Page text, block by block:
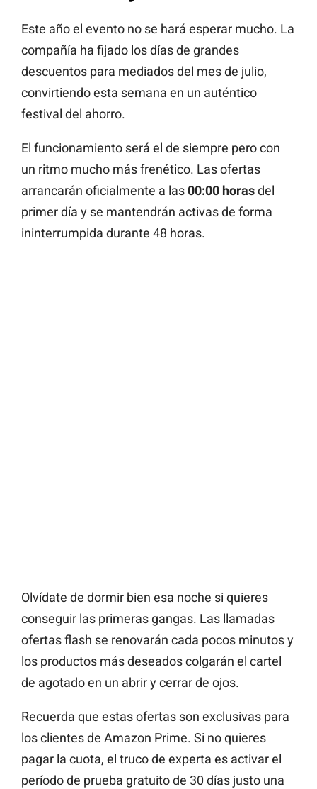
Este año el evento no se hará esperar mucho. La
compañía ha fijado los días de grandes
descuentos para mediados del mes de julio,
convirtiendo esta semana en un auténtico
festival del ahorro.
El funcionamiento será el de siempre pero con
un ritmo mucho más frenético. Las ofertas
arrancarán oficialmente a las00:00 horasdel
primer día y se mantendrán activas de forma
ininterrumpida durante 48 horas.
Olvídate de dormir bien esa noche si quieres
conseguir las primeras gangas. Las llamadas
ofertas flash se renovarán cada pocos minutos y
los productos más deseados colgarán el cartel
de agotado en un abrir y cerrar de ojos.
Recuerda que estas ofertas son exclusivas para
los clientes de Amazon Prime. Si no quieres
pagar la cuota, el truco de experta es activar el
período de prueba gratuito de 30 días justo una